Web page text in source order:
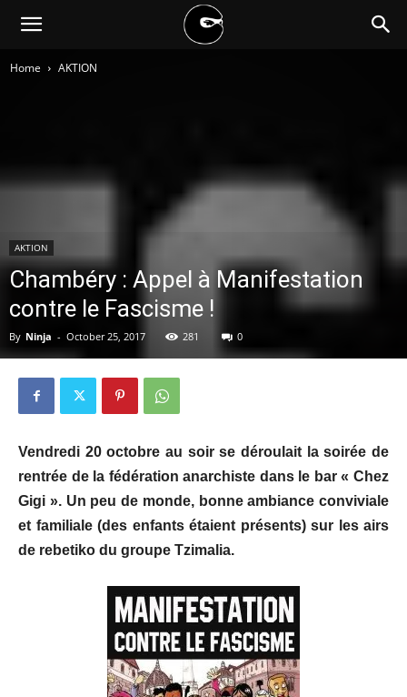
BLACK
NINJA
Home AKTION
AKTION
Chambéry : Appel à Manifestation
contre le Fascisme !
By Ninja - October 25, 2017 281 0
Vendredi 20 octobre au soir se déroulait la soirée de
rentrée de la fédération anarchiste dans le bar « Chez
Gigi ». Un peu de monde,bonne ambiance conviviale
et familiale(des enfants étaient présents) sur les airs
de rebetiko du groupe Tzimalia.